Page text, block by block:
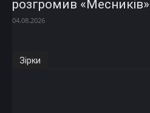
розгромив
04.08.2026
Зірки